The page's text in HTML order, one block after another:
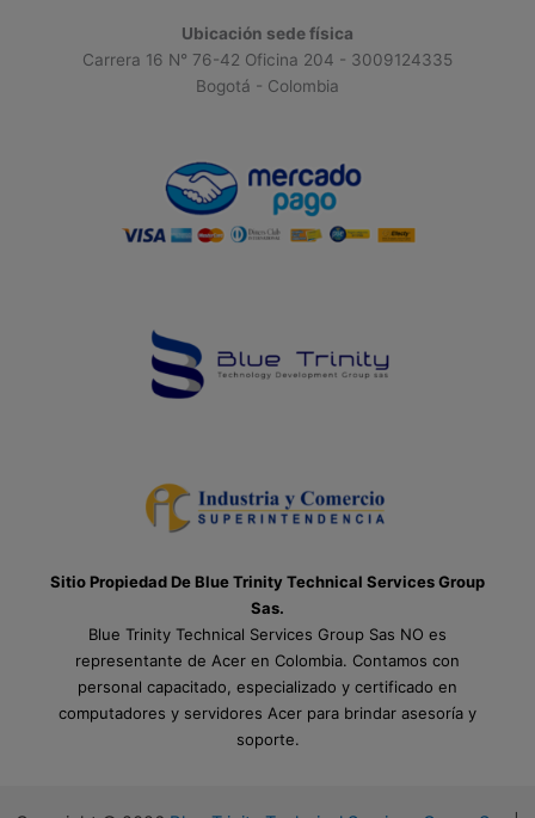
Ubicación sede física
Carrera 16 N° 76-42 Oficina 204 - 3009124335
Bogotá - Colombia
Sitio Propiedad De Blue Trinity Technical Services Group
Sas.
Blue Trinity Technical Services Group Sas NO es
representante de Acer en Colombia. Contamos con
personal capacitado, especializado y certificado en
computadores y servidores Acer para brindar asesoría y
soporte.